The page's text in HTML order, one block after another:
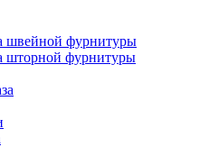
швейной фурнитуры
шторной фурнитуры